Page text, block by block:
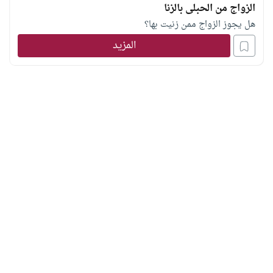
الزواج من الحبلى بالزنا
هل يجوز الزواج ممن زنيت بها؟
المزيد